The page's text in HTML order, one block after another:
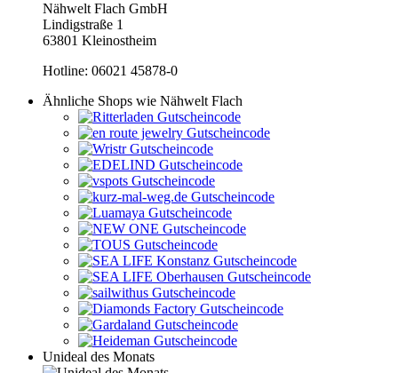
Nähwelt Flach GmbH
Lindigstraße 1
63801 Kleinostheim
Hotline: 06021 45878-0
Ähnliche Shops wie Nähwelt Flach
Unideal des Monats